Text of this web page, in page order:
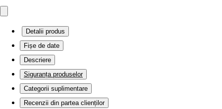
Detalii produs
Fișe de date
Descriere
Siguranța produselor
Categorii suplimentare
Recenzii din partea clienților